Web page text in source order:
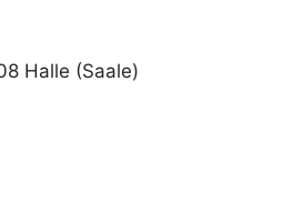
Halle (Saale)